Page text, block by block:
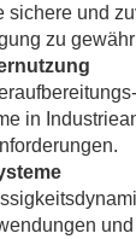
sichere und
zu
in